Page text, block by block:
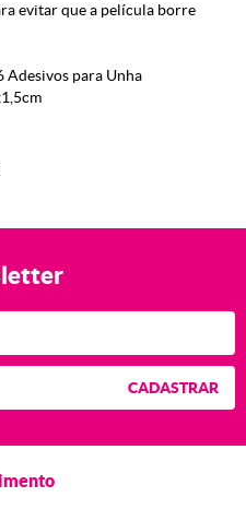
evitar que a película borre
Adesivos para Unha
CADASTRAR